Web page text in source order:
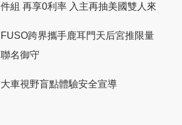
件組 再享0利率 入主再抽美國雙人來
FUSO跨界攜手鹿耳門天后宮推限量
聯名御守
大車視野盲點體驗安全宣導